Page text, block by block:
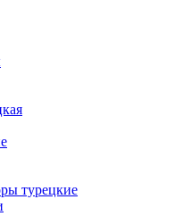
турецкие